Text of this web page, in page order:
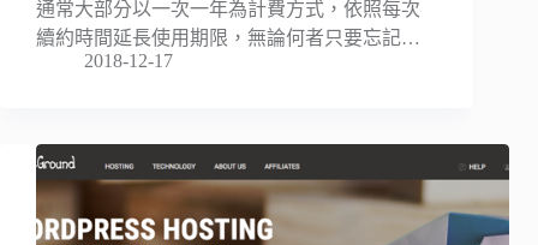
通常大部分以一次一年為計費方式，依照每次
續約時間延長使用期限，無論何者只要忘記…
2018-12-17